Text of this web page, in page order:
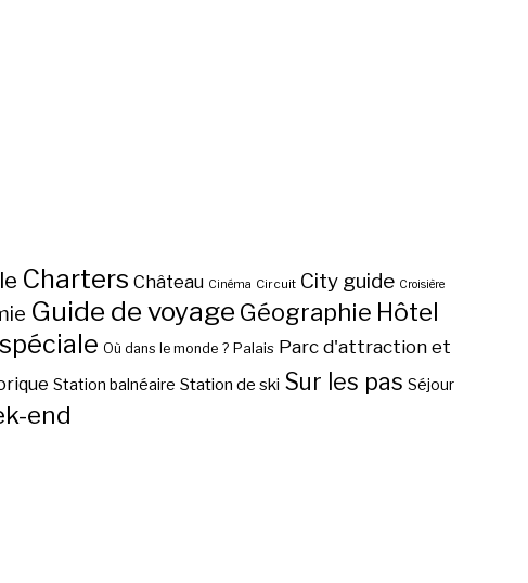
Charters Château Cinéma Circuit City guide Croisière
Guide de voyage Géographie Hôtel
Où dans le monde ? Palais Parc d'attraction et
Station balnéaire Station de ski Sur les pas Séjour
end